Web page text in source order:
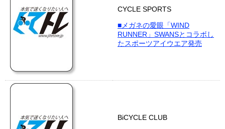
CYCLE SPORTS
■メガネの愛眼「WIND
RUNNER」SWANSとコラボし
たスポーツアイウエア発売
BiCYCLE CLUB